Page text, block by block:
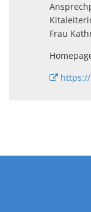
Frau